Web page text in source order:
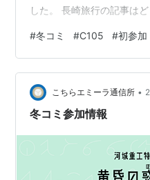
した。 長崎旅行の記事は
書くつもりもないけど初参
言ってもですね写真はほ
ばいくらでも出てくるで
快晴！感謝！ 午前入場の
くらいに来てみたら既にこ
#冬コミ #C105 #初参加
こちらエミーラ通信所 •
冬コミ参加情報